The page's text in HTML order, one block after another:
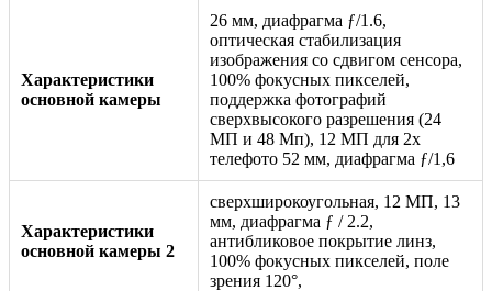
Характеристики
основной камеры
26 мм, диафрагма ƒ/1.6,
оптическая стабилизация
изображения со сдвигом сенсора,
100% фокусных пикселей,
поддержка фотографий
сверхвысокого разрешения (24
МП и 48 Мп), 12 МП для 2x
телефото 52 мм, диафрагма ƒ/1,6
Характеристики
основной камеры 2
сверхширокоугольная, 12 МП, 13
мм, диафрагма ƒ / 2.2,
антибликовое покрытие линз,
100% фокусных пикселей, поле
зрения 120°,